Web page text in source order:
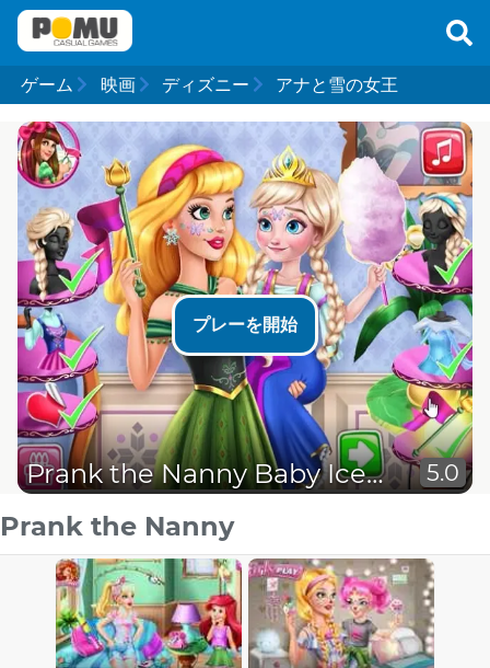
ゲーム 映画 ディズニー アナと雪の女王
プレーを開始
Prank the Nanny Baby Ice Queen 5.0
Prank the Nanny